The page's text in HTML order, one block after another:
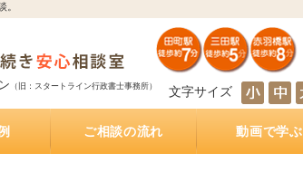
。
（旧：スタートライン行政書士事務所） 文字サイズ
ご相談の流れ 動画で学ぶ